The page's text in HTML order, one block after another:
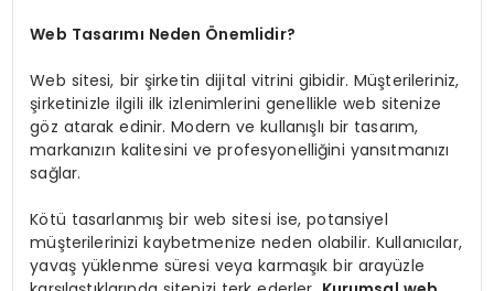
Web Tasarımı Neden Önemlidir?
Web sitesi, bir şirketin dijital vitrini gibidir. Müşterileriniz,
şirketinizle ilgili ilk izlenimlerini genellikle web sitenize
göz atarak edinir. Modern ve kullanışlı bir tasarım,
markanızın kalitesini ve profesyonelliğini yansıtmanızı
sağlar.
Kötü tasarlanmış bir web sitesi ise, potansiyel
müşterilerinizi kaybetmenize neden olabilir. Kullanıcılar,
yavaş yüklenme süresi veya karmaşık bir arayüzle